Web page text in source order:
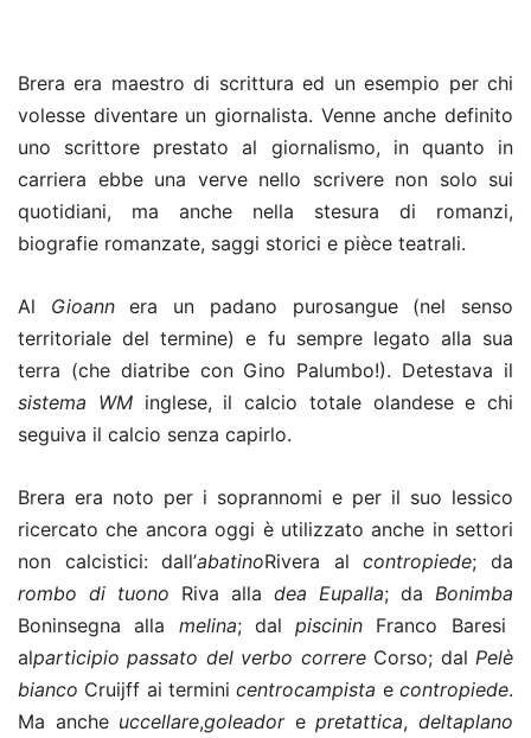
Brera era maestro di scrittura ed un esempio per chi
volesse diventare un giornalista. Venne anche definito
uno scrittore prestato al giornalismo, in quanto in
carriera ebbe una verve nello scrivere non solo sui
quotidiani, ma anche nella stesura di romanzi,
biografie romanzate, saggi storici e pièce teatrali.
Al Gioannera un padano purosangue (nel senso
territoriale del termine) e fu sempre legato alla sua
terra (che diatribe con Gino Palumbo!). Detestava il
sistema WMinglese, il calcio totale olandese e chi
seguiva il calcio senza capirlo.
Brera era noto per i soprannomi e per il suo lessico
ricercato che ancora oggi è utilizzato anche in settori
non calcistici: dall’abatinoRivera alcontropiede; da
rombo di tuono Riva alla dea Eupalla; da Bonimba
Boninsegna alla melina; dalpiscinin Franco Baresi
alparticipio passato del verbo correreCorso; dalPelè
bianco Cruijff ai terminicentrocampista econtropiede.
Ma anche uccellare,goleadorepretattica,deltaplano